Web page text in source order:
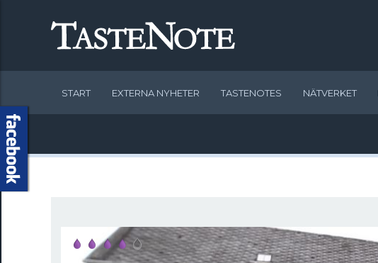
START EXTERNA NYHETER TASTENOTES NÄTVERKET